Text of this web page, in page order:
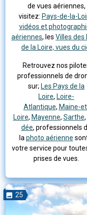
de vues aériennes,
visitez: Pays-de-la-
vidéos et
aériennes, les Villes des
de la Loire, vues du
Retrouvez nos
professionnels de
sur; Les Pays de la
Loire, Loire-
Atlantique, Maine-
Loire, Mayenne, Sarthe,
dée, professionnels
la photo aérienne
votre service pour
prises de vues.
25